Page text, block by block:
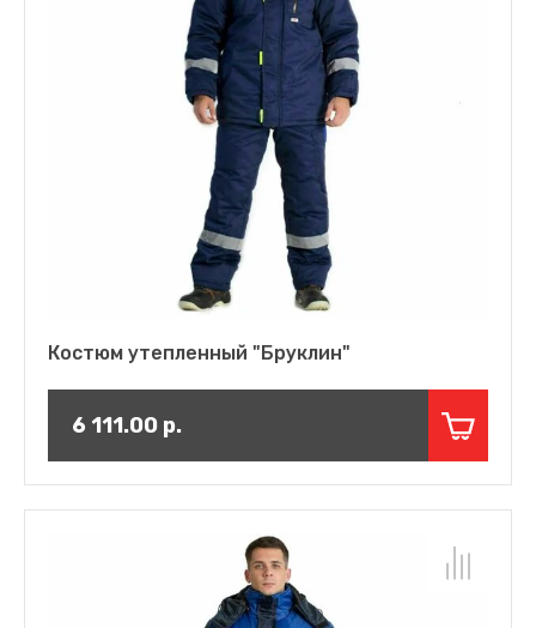
Костюм утепленный "Бруклин"
6 111.00 р.